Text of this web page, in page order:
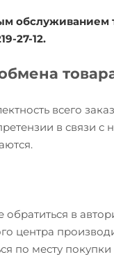
обслуживанием
27-12.
всего
в связи
в
центра
по месту